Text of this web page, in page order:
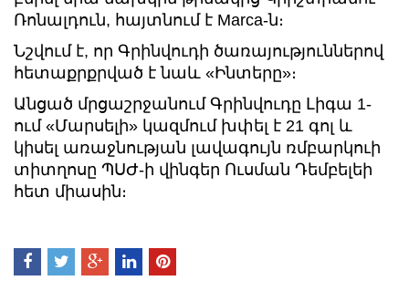
Ռոնալդուն, հայտնում է Marca-ն։
Նշվում է, որ Գրինվուդի ծառայություններով
հետաքրքրված է նաև «Ինտերը»։
Անցած մրցաշրջանում Գրինվուդը Լիգա 1-
ում «Մարսելի» կազմում խփել է 21 գոլ և
կիսել առաջնության լավագույն ռմբարկուի
տիտղոսը ՊՍԺ-ի վինգեր Ուսման Դեմբելեի
հետ միասին։